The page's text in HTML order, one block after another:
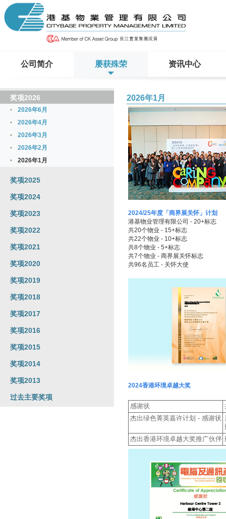
公司简介 屡获殊荣 资讯中心
奖项2026
2026年6月
2026年4月
2026年3月
2026年2月
2026年1月
奖项2025
奖项2024
奖项2023
奖项2022
奖项2021
奖项2020
奖项2019
奖项2018
奖项2017
奖项2016
奖项2015
奖项2014
奖项2013
过去主要奖项
2026年1月
2024/25年度「商界展关怀」计划
港基物业管理有限公司 - 20+标志
共20个物业 - 15+标志
共22个物业 - 10+标志
共8个物业 - 5+标志
共7个物业 - 商界展关怀标志
共96名员工 - 关怀大使
2024香港环境卓越大奖
感谢状
杰出绿色菁英嘉许计划 - 感谢状
杰出香港环境卓越大奖推广伙伴